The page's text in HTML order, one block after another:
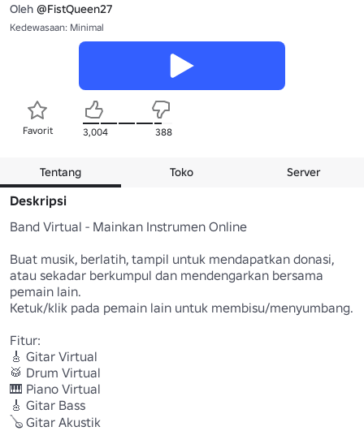
Oleh @FistQueen27
Kedewasaan: Minimal
Favorit 3,004 388
Tentang Toko Server
Deskripsi
Band Virtual - Mainkan Instrumen Online
Buat musik, berlatih, tampil untuk mendapatkan donasi,
atau sekadar berkumpul dan mendengarkan bersama
pemain lain.
Ketuk/klik pada pemain lain untuk membisu/menyumbang.
Fitur:
🎸 Gitar Virtual
🥁 Drum Virtual
🎹 Piano Virtual
🎸 Gitar Bass
🪕 Gitar Akustik